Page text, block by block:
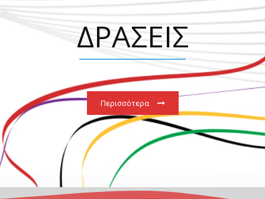
ΔΡΑΣΕΙΣ
Περισσότερα